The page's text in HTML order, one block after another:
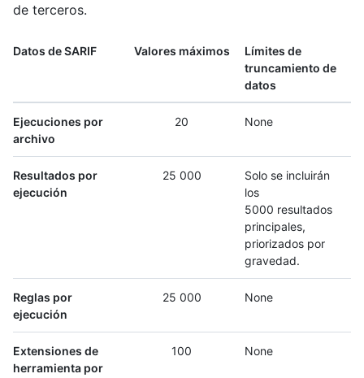
de terceros.
Datos de SARIF Valores máximos
Límites de
truncamiento de
datos
Ejecuciones por
archivo
20 None
Resultados por
ejecución
25 000
Solo se incluirán
los
5000 resultados
principales,
priorizados por
gravedad.
Reglas por
ejecución
25 000 None
Extensiones de
herramienta por
100 None